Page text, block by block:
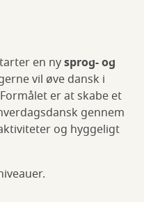
en nysprog- og
vil øve dansk i
er at skabe et
gennem
og hyggeligt